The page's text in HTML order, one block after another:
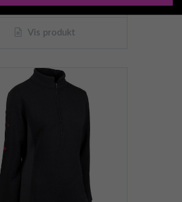
Vis produkt